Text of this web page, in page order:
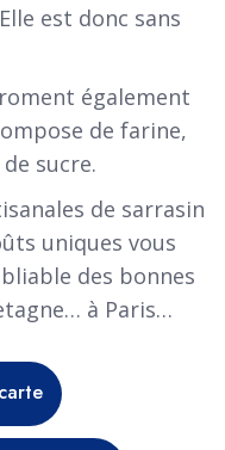
est donc sans
également
de farine,
sucre.
de sarrasin
uniques vous
des bonnes
à Paris…